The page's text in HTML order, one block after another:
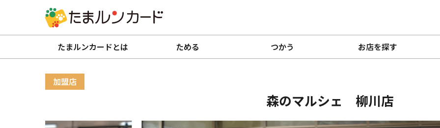
たまルンカードとは ためる つかう お店を探す
森のマルシェ 柳川店